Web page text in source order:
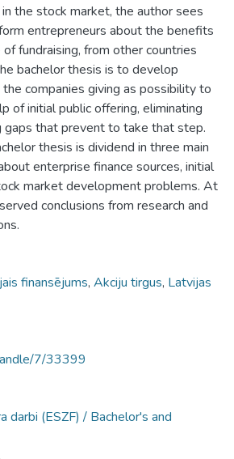
the stock market, the author sees
entrepreneurs about the benefits
fundraising, from other countries
bachelor thesis is to develop
companies giving as possibility to
of initial public offering, eliminating
gaps that prevent to take that step.
thesis is dividend in three main
enterprise finance sources, initial
market development problems. At
conclusions from research and
finansējums, Akciju tirgus, Latvijas
7/33399
darbi (ESZF) / Bachelor's and